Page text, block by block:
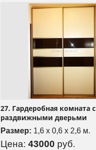
27. Гардеробная комната с
раздвижными дверьми
Размер: 1,6 x 0,6 x 2,6 м.
Цена: 43000 руб.